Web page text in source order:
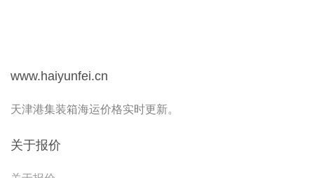
www.haiyunfei.cn
天津港集装箱海运价格实时更新。
关于报价